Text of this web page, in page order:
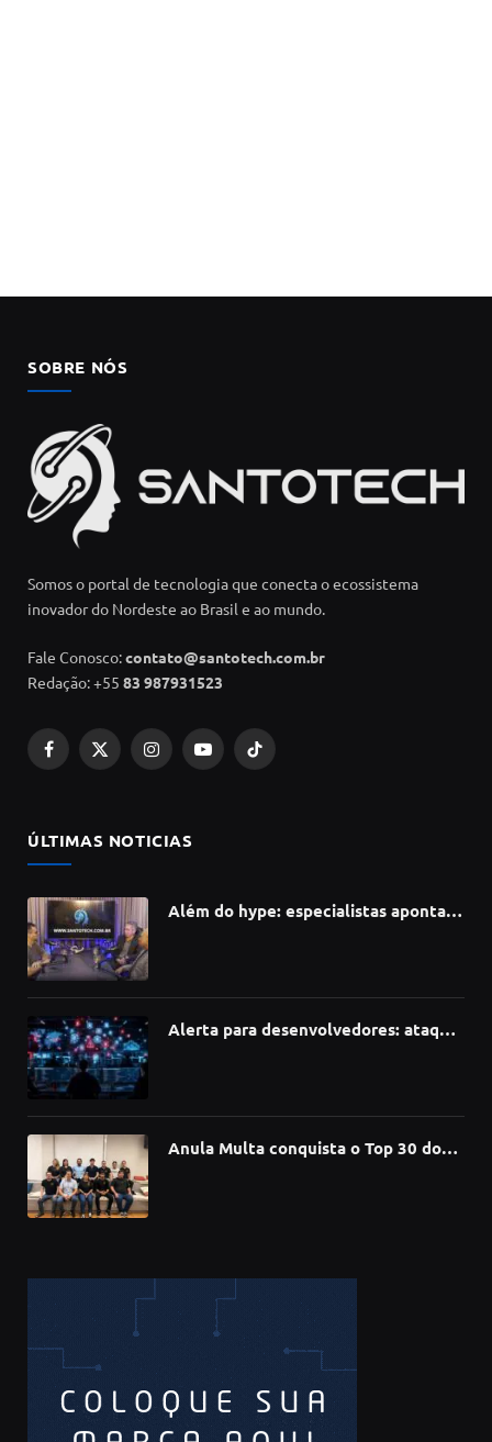
SOBRE NÓS
Somos o portal de tecnologia que conecta o ecossistema
inovador do Nordeste ao Brasil e ao mundo.
Fale Conosco:contato@santotech.com.br
Redação: +55 83 987931523
Facebook
X
InstagramYouTubeTikTok
ÚLTIMAS NOTICIAS
Além do hype: especialistas apontam
Alerta para desenvolvedores: ataque
Anula Multa conquista o Top 30 do